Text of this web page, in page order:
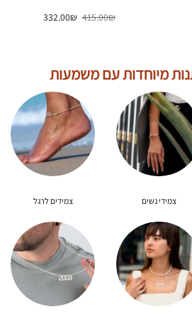
415.00₪ המחיר
המקורי
332.00₪
מיוחדות עם משמעות
צמידי נשים צמידים לרגל